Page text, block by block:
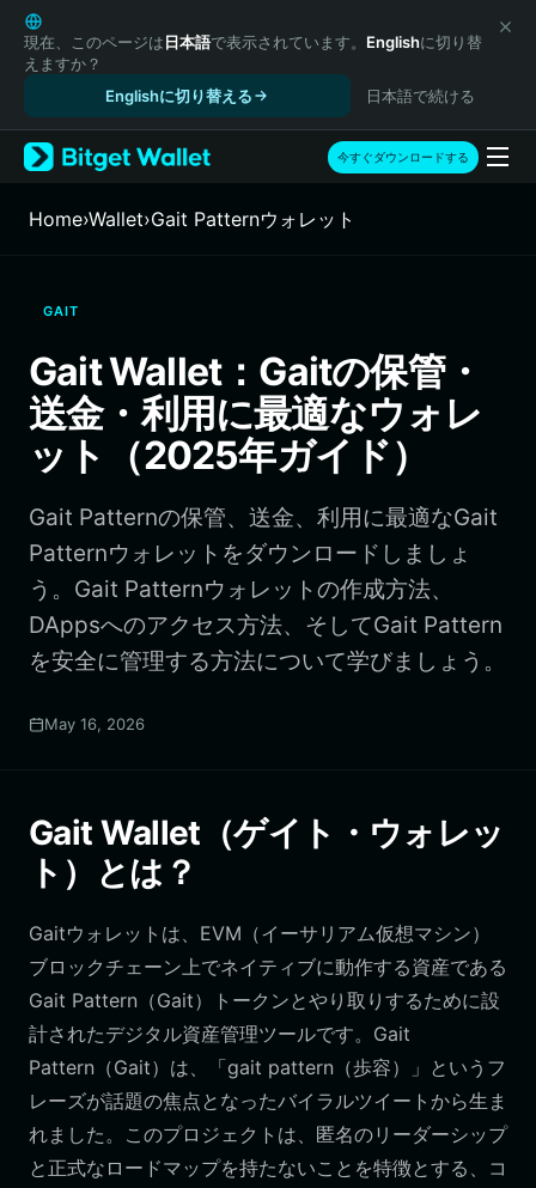
English
日本語
Tiếng Việt
Español (Latinoamérica)
Türkçe
Français
繁體中文
Bahasa Indonesia
ภาษาไทย
हिन्दी
Español
Español (Argentina)
現在、このページは日本語で表示されています。 Englishに切り替
えますか？
Englishに切り替える
日本語で続ける
今すぐダウンロードする
Home›Wallet›Gait Patternウォレット
GAIT
Gait Wallet：Gaitの保管・
送金・利用に最適なウォレ
ット（2025年ガイド）
Gait Patternの保管、送金、利用に最適なGait
Patternウォレットをダウンロードしましょ
う。Gait Patternウォレットの作成方法、
DAppsへのアクセス方法、そしてGait Pattern
を安全に管理する方法について学びましょう。
May 16, 2026
Gait Wallet（ゲイト・ウォレッ
ト）とは？
Gaitウォレットは、EVM（イーサリアム仮想マシン）
ブロックチェーン上でネイティブに動作する資産である
Gait Pattern（Gait）トークンとやり取りするために設
計されたデジタル資産管理ツールです。Gait
Pattern（Gait）は、「gait pattern（歩容）」というフ
レーズが話題の焦点となったバイラルツイートから生ま
れました。このプロジェクトは、匿名のリーダーシップ
と正式なロードマップを持たないことを特徴とする、コ